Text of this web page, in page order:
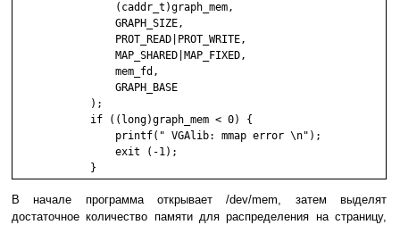
                (caddr_t)graph_mem,
                GRAPH_SIZE,
                PROT_READ|PROT_WRITE,
                MAP_SHARED|MAP_FIXED,
                mem_fd,
                GRAPH_BASE
            );
            if ((long)graph_mem < 0) {
                printf(" VGAlib: mmap error \n");
                exit (-1);
            }
В начале программа открывает /dev/mem, затем выделят
достаточное количество памяти для распределения на страницу,